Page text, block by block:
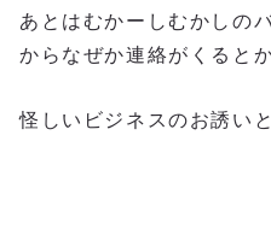
あとはむかーしむかしの
からなぜか連絡がくるとか
怪しいビジネスのお誘いと